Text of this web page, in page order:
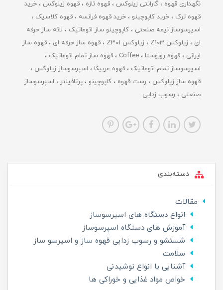
نگهداری قهوه گارانتی زیلوکس قهوه تازه قهوه زیلوکس
خرید
قهوه ترک
خرید کاپوچینو خرید قهوه فرانسه
قهوه کلاسیک
اسپرسوساز نیمه صنعتی
کاپوچینو ساز اتوماتیک
لاته ساز حرفه
ای
زیلوکس Z103 زیلوکس Z301 قهوه ساز حرفه ای
قهوه ساز
ایرانی
قهوه روبوستا Coffee
قهوه ساز تمام اتوماتیک
اسپرسوساز تمام اتوماتیک
قهوه عربیکا
اسپرسوساز زیلوکس
قهوه ساز زیلوکس
رست قهوه کاپوچینو پرتافیلتر
اسپرسوساز
صنعتی
رسوب زدایی
دسته‌بندی
مقالات
انواع دستگاه های اسپرسوساز
آموزش های دستگاه اسپرسوساز
شستشو و رسوب زدایی قهوه ساز و اسپرسو ساز
سلامت
آشنایی با انواع نوشیدنی
خواص مواد غذایی و خوراکی ها